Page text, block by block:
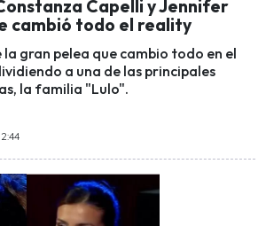
Capelli y Jennifer
cambió todo el reality
la gran pelea que cambio todo en el
a una de las principales
la familia "Lulo".